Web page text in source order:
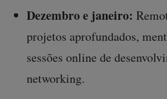
Dezembro e janeiro:
projetos aprofundados,
sessões online de
networking.